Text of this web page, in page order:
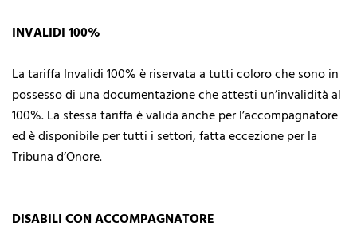
INVALIDI 100%
La tariffa Invalidi 100% è riservata a tutti coloro che sono in
possesso di una documentazione che attesti un’invalidità al
100%. La stessa tariffa è valida anche per l’accompagnatore
ed è disponibile per tutti i settori, fatta eccezione per la
Tribuna d’Onore.
DISABILI CON ACCOMPAGNATORE